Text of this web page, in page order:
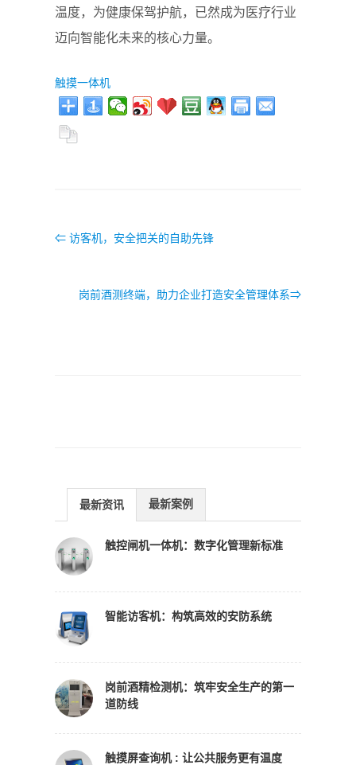
温度，为健康保驾护航，已然成为医疗行业
迈向智能化未来的核心力量。
触摸一体机
⇐ 访客机，安全把关的自助先锋
岗前酒测终端，助力企业打造安全管理体系⇒
最新资讯 最新案例
触控闸机一体机：数字化管理新标准
智能访客机：构筑高效的安防系统
岗前酒精检测机：筑牢安全生产的第一
道防线
触摸屏查询机 : 让公共服务更有温度